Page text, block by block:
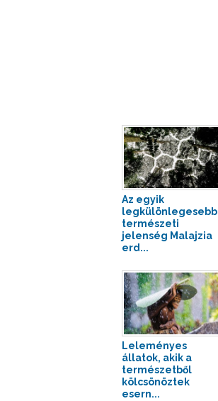
Az egyik
legkülönlegesebb
természeti
jelenség Malajzia
erd...
Leleményes
állatok, akik a
természetből
kölcsönöztek
esern...